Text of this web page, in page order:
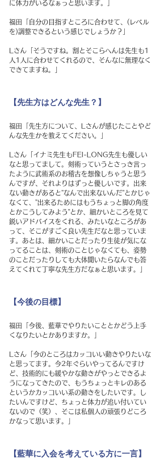
に体力がいるなぁっと思います。」
福田「自分の目指すところに合わせて、(レベル
を)調整できるという感じでしょうか？」
Lさん「そうですね。割とそこらへんは先生も1
人1人に合わせてくれるので、そんなに無理なく
できてますね。」
【先生方はどんな先生？】
福田「先生方について、Lさんが感じたことやど
んな先生かを教えてください。」
Lさん「イナミ先生もFEI-LONG先生も優しい
なと思ってまして。剣術っていうとさっき言っ
たように武術系のお稽古を想像しちゃうと思う
んですが、それよりはずっと優しいです。出来
ない動きがあると”なんで出来ないんだ”とかじゃ
なくて、”出来るためにはもうちょっと脚の角度
とかこうしてみよう”とか、細かいところを見て
鋭いアドバイスをくれる、みたいなところがあ
って、そこがすごく良い先生だなと思っていま
す。あとは、細かいことだったり生徒が気にな
ってることは、剣術のことじゃなくても、姿勢
のことだったりしても大体聞いたらなんでも答
えてくれて丁寧な先生方だなぁと思います。」
【今後の目標】
福田「今後、藍華でやりたいこととかどう上手
くなりたいとかありますか。」
Lさん「今のところはカッコいい動きやりたいな
と思ってます。今2年ぐらいやってるんですけ
ど、技術的にも緩やかな動きがやっとできるよ
うになってきたので、もうちょっとキレのある
というかカッコいい系の動きをしたいです。し
たいんですけど、ちょっと体力が追い付いてい
ないので（笑）、そこは私個人の頑張りどころ
かなって思います。」
【藍華に入会を考えている方に一言】